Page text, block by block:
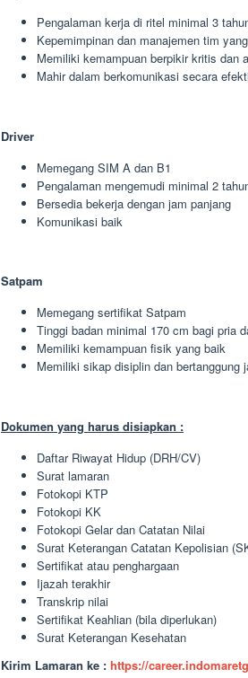
Pengalaman kerja di ritel minimal 3
Kepemimpinan dan manajemen tim
Memiliki kemampuan berpikir kritis dan
Mahir dalam berkomunikasi secara
Driver
Memegang SIM A dan B1
Pengalaman mengemudi minimal 2
Bersedia bekerja dengan jam panjang
Komunikasi baik
Satpam
Memegang sertifikat Satpam
Tinggi badan minimal 170 cm bagi pria
Memiliki kemampuan fisik yang baik
Memiliki sikap disiplin dan bertanggung
Dokumen yang harus disiapkan :
Daftar Riwayat Hidup (DRH/CV)
Surat lamaran
Fotokopi KTP
Fotokopi KK
Fotokopi Gelar dan Catatan Nilai
Surat Keterangan Catatan Kepolisian
Sertifikat atau penghargaan
Ijazah terakhir
Transkrip nilai
Sertifikat Keahlian (bila diperlukan)
Surat Keterangan Kesehatan
Kirim Lamaran ke : https://